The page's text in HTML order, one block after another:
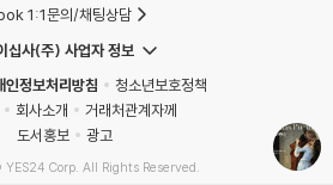
1:1문의/채팅상담
십사(주) 사업자 정보
인정보처리방침
청소년보호정책
회사소개
거래처관계자께
도서홍보
광고
Corp. All Rights Reserved.